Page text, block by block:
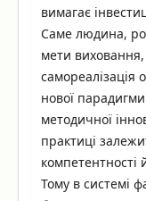
вимагає
Саме людина,
мети
самореалізація
нової
методичної
практиці
компетентності
Тому в системі